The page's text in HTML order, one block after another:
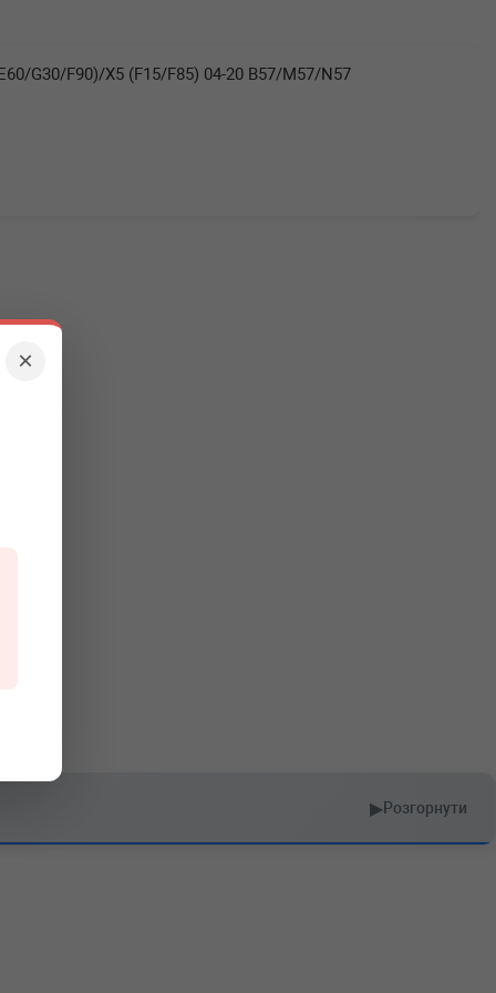
×
G30/F90)/X5 (F15/F85) 04-20 B57/M57/N57
▶Розгорнути